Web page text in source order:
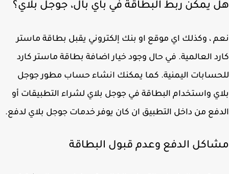
يمكن ربط البطاقة في باي بال، جوجل بلاي؟
، وكذلك اي موقع او بنك إلكتروني يقبل بطاقة ماستر
العالمية. في حال وجود خيار اضافة بطاقة ماستر كارد
اليمنية. كما يمكنك انشاء حساب مطور جوجل
واستخدام البطاقة في جوجل بلاي لشراء التطبيقات أو
من داخل التطبيق ان كان يوفر خدمات جوجل بلاي لدفع.
الدفع وعدم قبول البطاقة